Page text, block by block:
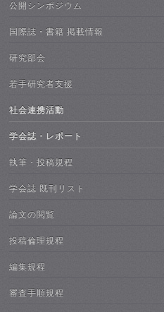
公開シンポジウム
国際誌・書籍 掲載情報
研究部会
若手研究者支援
社会連携活動
学会誌・レポート
執筆・投稿規程
学会誌 既刊リスト
論文の閲覧
投稿倫理規程
編集規程
審査手順規程